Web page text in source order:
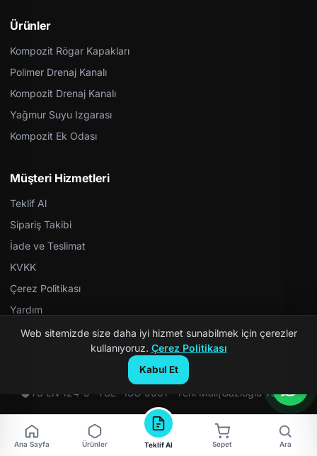
Ürünler
Kompozit Rögar Kapakları
Polimer Drenaj Kanalı
Kompozit Drenaj Kanalı
Yağmur Suyu Izgarası
Kompozit Ek Odası
Müşteri Hizmetleri
Teklif Al
Sipariş Takibi
İade ve Teslimat
KVKK
Çerez Politikası
Yardım
© 2026 Kompozit Rögar. Tüm hakları saklıdır.
TS EN 124-5 · TSE · ISO 9001 · Yerli Malı|Gazioğlu Yazılım
Ana Sayfa Ürünler Teklif Al Sepet Ara
Web sitemizde size daha iyi hizmet sunabilmek için çerezler
kullanıyoruz. Çerez Politikası
Kabul Et